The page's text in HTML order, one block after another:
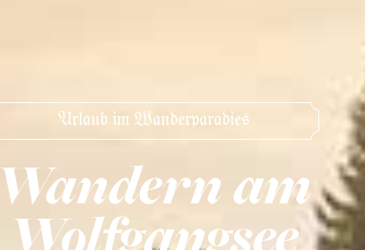
Urlaub im Wanderparadies
Wandern am
Wolfgangsee